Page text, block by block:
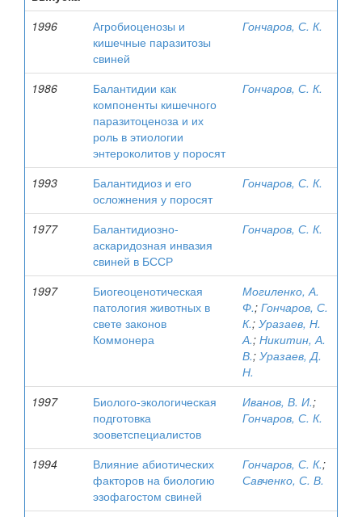
1996
Агробиоценозы и
кишечные паразитозы
свиней
Гончаров, С. К.
1986
Балантидии как
компоненты кишечного
паразитоценоза и их
роль в этиологии
энтероколитов у поросят
Гончаров, С. К.
1993
Балантидиоз и его
осложнения у поросят
Гончаров, С. К.
1977
Балантидиозно-
аскаридозная инвазия
свиней в БССР
Гончаров, С. К.
1997
Биогеоценотическая
патология животных в
свете законов
Коммонера
Могиленко, А.
Ф.; Гончаров, С.
К.; Уразаев, Н.
А.; Никитин, А.
В.; Уразаев, Д.
Н.
1997
Биолого-экологическая
подготовка
зооветспециалистов
Иванов, В. И.;
Гончаров, С. К.
1994
Влияние абиотических
факторов на биологию
эзофагостом свиней
Гончаров, С. К.;
Савченко, С. В.